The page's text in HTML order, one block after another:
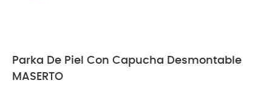
Parka De Piel Con Capucha Desmontable
MASERTO